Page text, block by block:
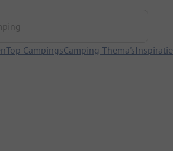
Top CampingsCamping Thema'sInspiratie